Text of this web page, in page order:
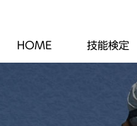
HOME 技能検定